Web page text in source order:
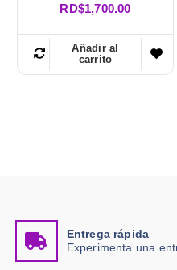
RD$1,700.00
Añadir al
carrito
Entrega rápida
Experimenta una